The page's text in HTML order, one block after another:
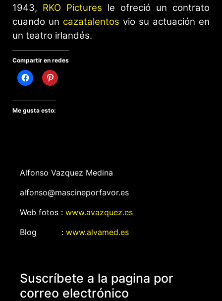
1943, RKO Pictures le ofreció un contrato
cuando un cazatalentos vio su actuación en
un teatro irlandés.
Compartir en redes
Me gusta esto:
Alfonso Vazquez Medina
alfonso@mascineporfavor.es
Web fotos : www.avazquez.es
Blog : www.alvamed.es
Suscríbete a la pagina por
correo electrónico